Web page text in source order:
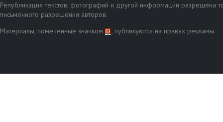
Републикация текстов, фотографий и другой информации разрешена
письменного разрешения авторов.
Материалы, помеченные значком
, публикуются на правах рекламы.